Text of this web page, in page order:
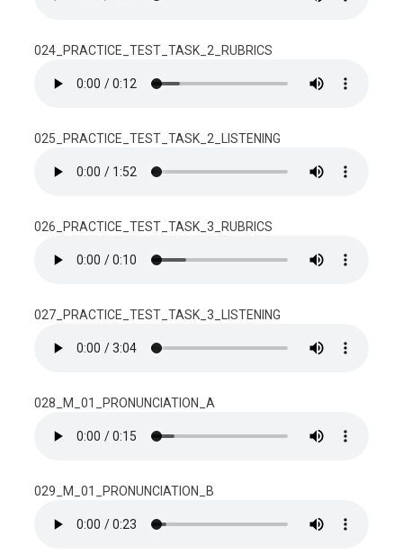
024_PRACTICE_TEST_TASK_2_RUBRICS
025_PRACTICE_TEST_TASK_2_LISTENING
026_PRACTICE_TEST_TASK_3_RUBRICS
027_PRACTICE_TEST_TASK_3_LISTENING
028_M_01_PRONUNCIATION_A
029_M_01_PRONUNCIATION_B